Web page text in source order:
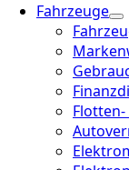
Fahrzeuge